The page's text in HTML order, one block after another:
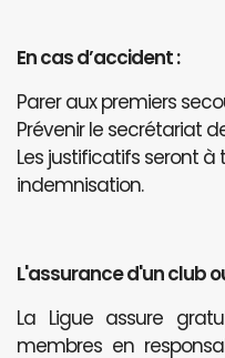
En cas d’accident :
Parer aux premiers
Prévenir le secrétariat
Les justificatifs seront
indemnisation.
L'assurance d'un club
La Ligue assure
membres en